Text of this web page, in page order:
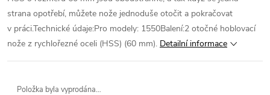
strana opotřebí, můžete nože jednoduše otočit a pokračovat
v práci.Technické údaje:Pro modely: 1550Balení:2 otočné hoblovací
nože z rychlořezné oceli (HSS) (60 mm). Detailní informace
Položka byla vyprodána…